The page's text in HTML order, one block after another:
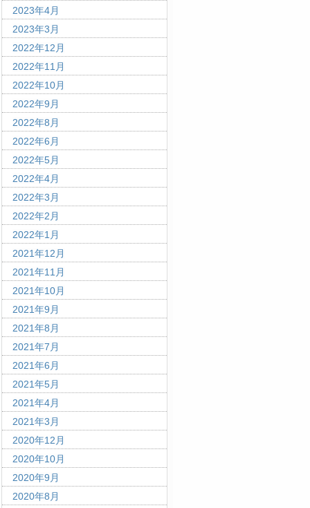
2023年4月
2023年3月
2022年12月
2022年11月
2022年10月
2022年9月
2022年8月
2022年6月
2022年5月
2022年4月
2022年3月
2022年2月
2022年1月
2021年12月
2021年11月
2021年10月
2021年9月
2021年8月
2021年7月
2021年6月
2021年5月
2021年4月
2021年3月
2020年12月
2020年10月
2020年9月
2020年8月